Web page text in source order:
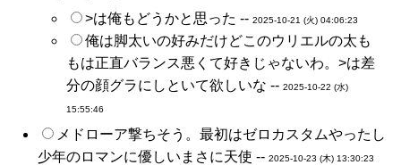
>は俺もどうかと思った -- 2025-10-21 (火) 04:06:23
俺は脚太いの好みだけどこのウリエルの太も
もは正直バランス悪くて好きじゃないわ。>は差
分の顔グラにしといて欲しいな -- 2025-10-22 (水)
15:55:46
メドローア撃ちそう。最初はゼロカスタムやったし
少年のロマンに優しいまさに天使 -- 2025-10-23 (木) 13:30:23